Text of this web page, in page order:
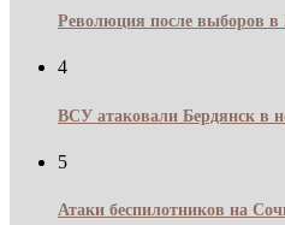
Революция после выборов в
4
ВСУ атаковали Бердянск в
5
Атаки беспилотников на